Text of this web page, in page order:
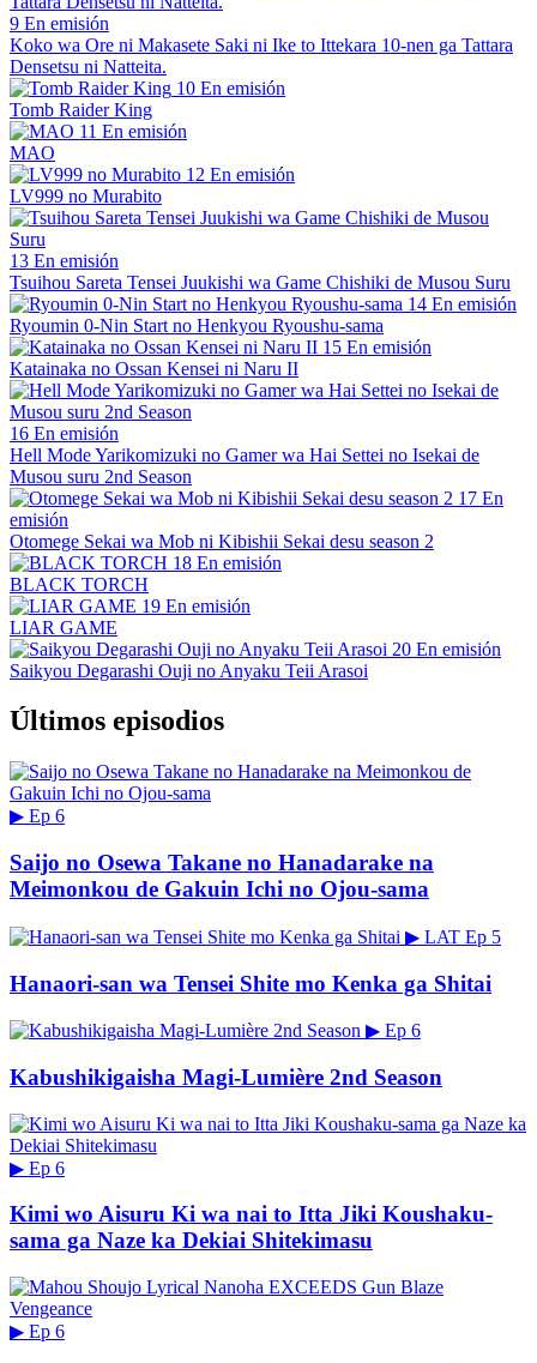
9 En emisión
Koko wa Ore ni Makasete Saki ni Ike to Ittekara 10-nen ga Tattara
Densetsu ni Natteita.
10 En emisión
Tomb Raider King
11 En emisión
MAO
12 En emisión
LV999 no Murabito
13 En emisión
Tsuihou Sareta Tensei Juukishi wa Game Chishiki de Musou Suru
14 En emisión
Ryoumin 0-Nin Start no Henkyou Ryoushu-sama
15 En emisión
Katainaka no Ossan Kensei ni Naru II
16 En emisión
Hell Mode Yarikomizuki no Gamer wa Hai Settei no Isekai de
Musou suru 2nd Season
17 En
emisión
Otomege Sekai wa Mob ni Kibishii Sekai desu season 2
18 En emisión
BLACK TORCH
19 En emisión
LIAR GAME
20 En emisión
Saikyou Degarashi Ouji no Anyaku Teii Arasoi
Últimos episodios
▶ Ep 6
Saijo no Osewa Takane no Hanadarake na
Meimonkou de Gakuin Ichi no Ojou-sama
▶ LAT Ep 5
Hanaori-san wa Tensei Shite mo Kenka ga Shitai
▶ Ep 6
Kabushikigaisha Magi-Lumière 2nd Season
▶ Ep 6
Kimi wo Aisuru Ki wa nai to Itta Jiki Koushaku-
sama ga Naze ka Dekiai Shitekimasu
▶ Ep 6